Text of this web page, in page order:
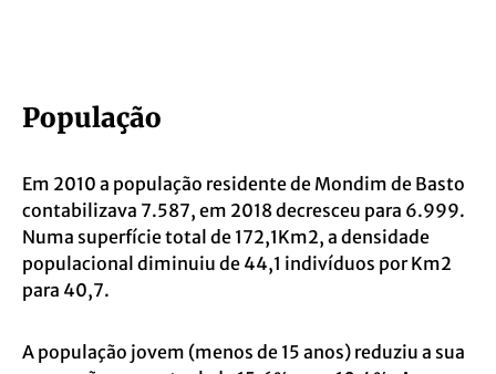
População
Em 2010 a população residente de Mondim de Basto
contabilizava 7.587, em 2018 decresceu para 6.999.
Numa superfície total de 172,1Km2, a densidade
populacional diminuiu de 44,1 indivíduos por Km2
para 40,7.
A população jovem (menos de 15 anos) reduziu a sua